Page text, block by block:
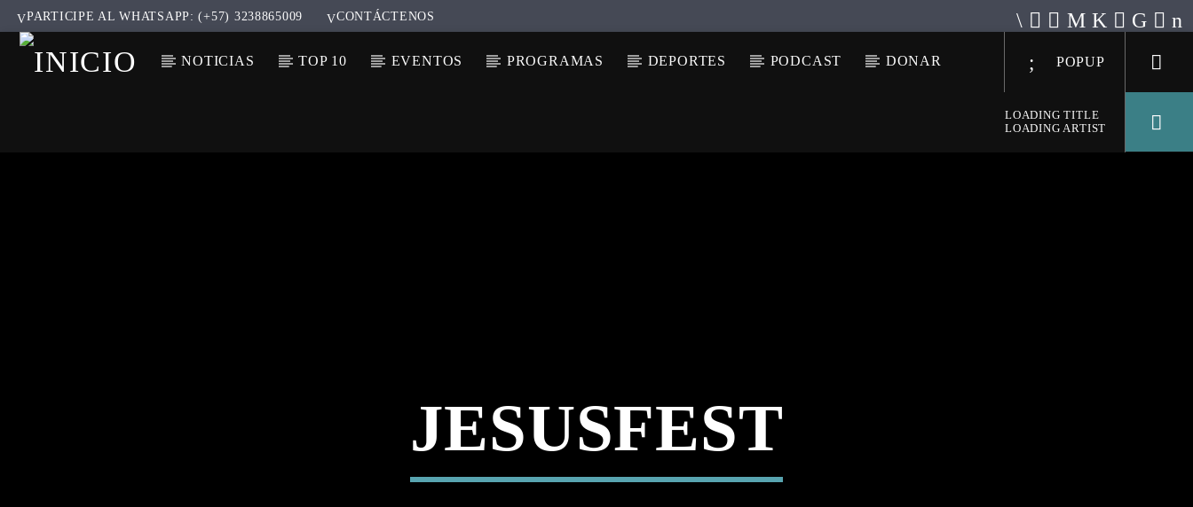
PARTICIPE AL WHATSAPP: (+57) 3238865009 CONTÁCTENOS
NOTICIAS TOP 10 EVENTOS PROGRAMAS DEPORTES PODCAST DONAR POPUP
LOADING TITLE
LOADING ARTIST
JESUSFEST